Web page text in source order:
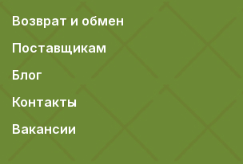
Возврат и обмен
Поставщикам
Блог
Контакты
Вакансии